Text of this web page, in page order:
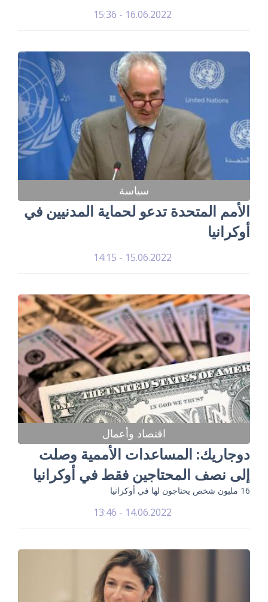
16.06.2022 - 15:36
سياسة
الأمم المتحدة تدعو لحماية المدنيين في
أوكرانيا
15.06.2022 - 14:15
اقتصاد وأعمال
دوجاريك: المساعدات الأممية وصلت
إلى نصف المحتاجين فقط في أوكرانيا
16 مليون شخص يحتاجون لها في أوكرانيا
14.06.2022 - 13:46